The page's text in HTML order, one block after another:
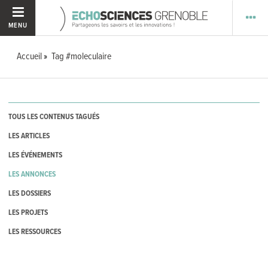
MENU
Accueil Tag #moleculaire
TOUS LES CONTENUS TAGUÉS
LES ARTICLES
LES ÉVÉNEMENTS
LES ANNONCES
LES DOSSIERS
LES PROJETS
LES RESSOURCES